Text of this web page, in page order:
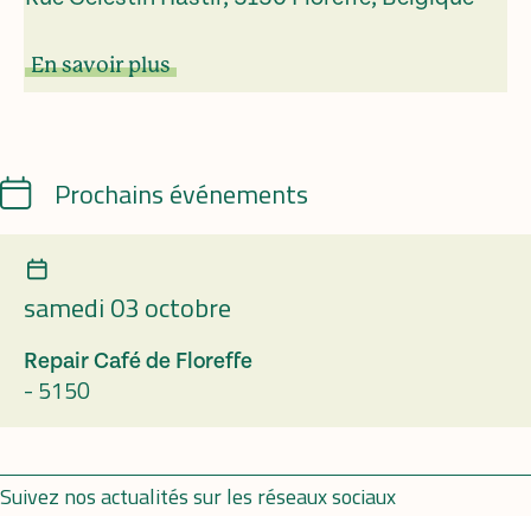
En savoir plus
CalendrierProchains événements
samedi 03 octobre
Repair Café de Floreffe
- 5150
Suivez nos actualités sur les réseaux sociaux